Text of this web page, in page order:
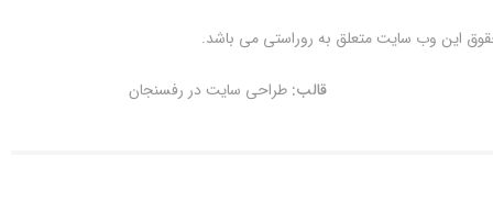
این وب سایت متعلق به روراستی می باشد.
قالب: طراحی سایت در رفسنجان